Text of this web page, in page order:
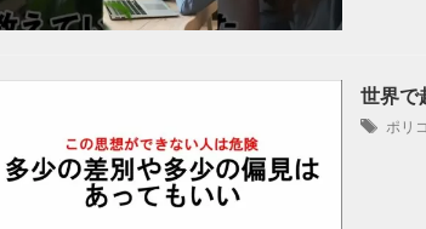
世界で
ポリ